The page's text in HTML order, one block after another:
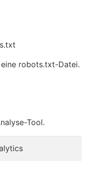
robots.txt-Datei.
Tool.